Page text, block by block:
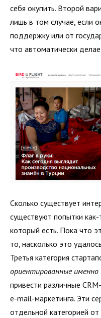
себя окупить. Второй
лишь в том случае, если
поддержку или от
что автоматически
Сколько существует
существуют попытки
который есть. Пока что
то, насколько это
Третья категория
ориентированные именно
привести различные
e-mail-маркетинга. Эти
отдельной категорией